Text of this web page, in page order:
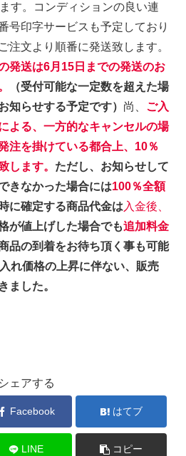
す。コンディションの良い連
号印字サービスも予定しており
注文より順番に発送致します。
発送は6月15日までの発送のお
（受付可能な一定数を超えた場
知らせする予定です） 尚、 ご入
よる、一方的なキャンセルの場
注を掛けている都合上、10％
します。 ただし、お知らせして
きなかった場合には100％全額
に確定する商品代金は 入金後、
が値上げした場合でも追加料金
品の到着をお待ち頂く事も可能
れ価格の上昇に伴ない、販売
ました。
シェアする
Facebook はてブ
LINE コピー